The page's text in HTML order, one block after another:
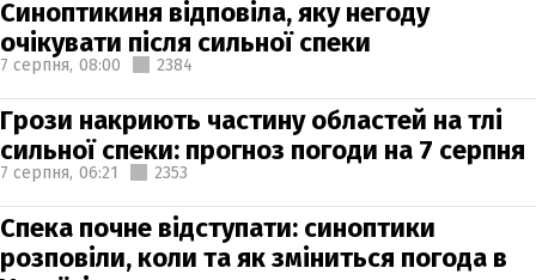
Синоптикиня відповіла, яку негоду
очікувати після сильної спеки
7 серпня, 08:00 2384
Грози накриють частину областей на тлі
сильної спеки: прогноз погоди на 7 серпня
7 серпня, 06:21 2353
Спека почне відступати: синоптики
розповіли, коли та як зміниться погода в